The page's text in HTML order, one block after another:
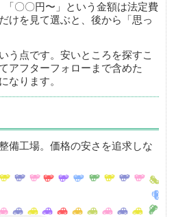
〇〇円〜」という金額は法定費
けを見て選ぶと、後から「思っ
う点です。安いところを探すこ
アフターフォローまで含めた
なります。
備工場。価格の安さを追求しな